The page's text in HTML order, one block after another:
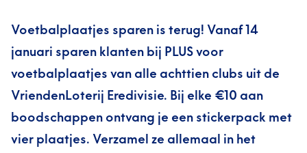
Voetbalplaatjes sparen is terug! Vanaf 14
januari sparen klanten bij PLUS voor
voetbalplaatjes van alle achttien clubs uit de
VriendenLoterij Eredivisie. Bij elke €10 aan
boodschappen ontvang je een stickerpack met
vier plaatjes. Verzamel ze allemaal in het